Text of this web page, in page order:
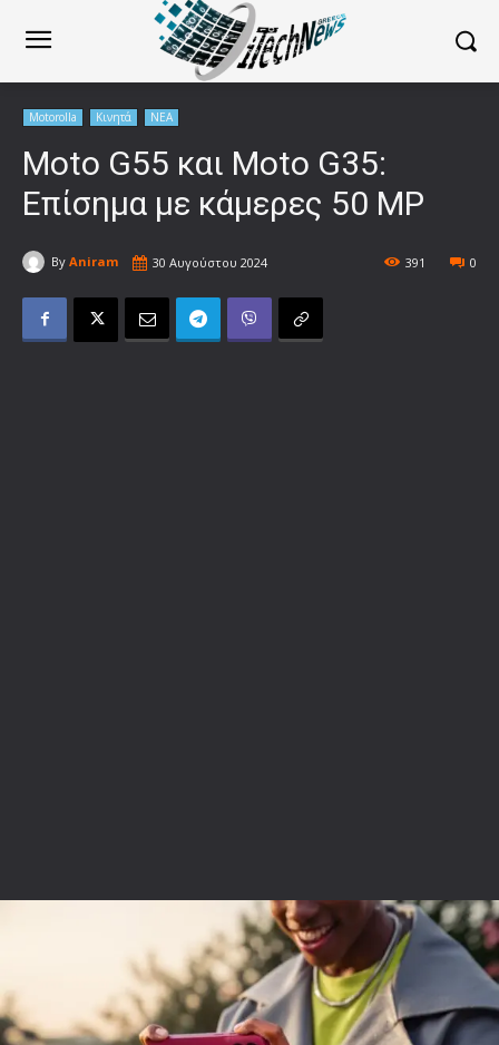
Motorolla Κινητά ΝΕΑ
Moto G55 και Moto G35:
Επίσημα με κάμερες 50 MP
By Aniram 30 Αυγούστου 2024 0
391